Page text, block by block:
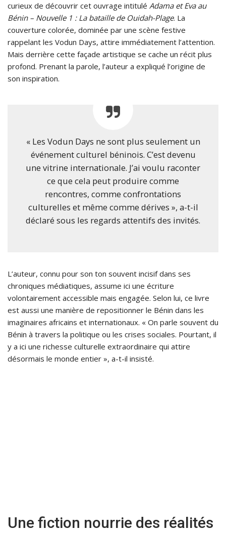
curieux de découvrir cet ouvrage intitulé Adama et Eva au
Bénin – Nouvelle 1 : La bataille de Ouidah-Plage. La
couverture colorée, dominée par une scène festive
rappelant les Vodun Days, attire immédiatement l’attention.
Mais derrière cette façade artistique se cache un récit plus
profond. Prenant la parole, l’auteur a expliqué l’origine de
son inspiration.
« Les Vodun Days ne sont plus seulement un
événement culturel béninois. C’est devenu
une vitrine internationale. J’ai voulu raconter
ce que cela peut produire comme
rencontres, comme confrontations
culturelles et même comme dérives », a-t-il
déclaré sous les regards attentifs des invités.
L’auteur, connu pour son ton souvent incisif dans ses
chroniques médiatiques, assume ici une écriture
volontairement accessible mais engagée. Selon lui, ce livre
est aussi une manière de repositionner le Bénin dans les
imaginaires africains et internationaux. « On parle souvent du
Bénin à travers la politique ou les crises sociales. Pourtant, il
y a ici une richesse culturelle extraordinaire qui attire
désormais le monde entier », a-t-il insisté.
Une fiction nourrie des réalités